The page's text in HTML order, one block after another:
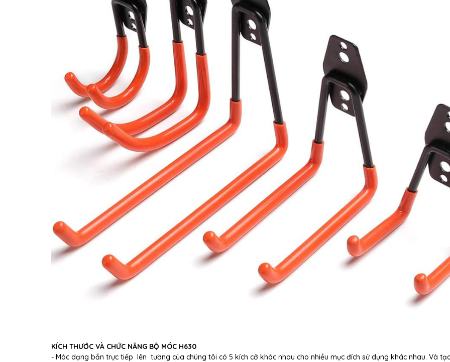
KÍCH THƯỚC VÀ CHỨC NĂNG BỘ MÓC H630
- Móc dạng bắn trực tiếp lên tường của chúng tôi có 5 kích cỡ khác nhau cho nhiều mục đích sử dụng khác nhau. Và